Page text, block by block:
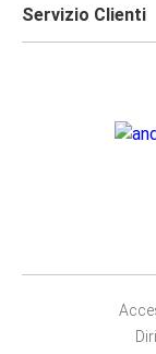
Servizio Clienti